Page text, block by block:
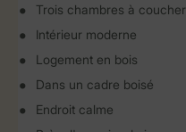
Trois chambres à coucher
Intérieur moderne
Logement en bois
Dans un cadre boisé
Endroit calme